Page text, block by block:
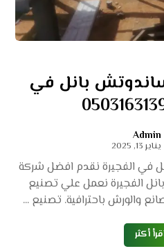
بانل في
Admin
يناير 13, 2025
في الفجيرة نقدم افضل شركة
الفجيرة نعمل علي تصنيع
والورش باحترافية. تصنيع ...
أكثر